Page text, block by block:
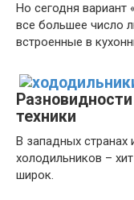
Но сегодня вариант
все большее число
встроенные в
техники
В западных
холодильников –
широк.